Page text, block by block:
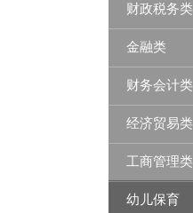
财政税务类
金融类
财务会计类
经济贸易类
工商管理类
幼儿保育